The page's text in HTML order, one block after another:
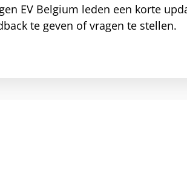
EV Belgium leden een korte
te geven of vragen te stellen.